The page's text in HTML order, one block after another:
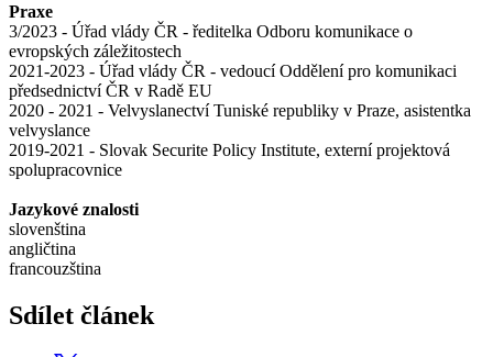
Praxe
3/2023 - Úřad vlády ČR - ředitelka Odboru komunikace o
evropských záležitostech
2021-2023 - Úřad vlády ČR - vedoucí Oddělení pro komunikaci
předsednictví ČR v Radě EU
2020 - 2021 - Velvyslanectví Tuniské republiky v Praze, asistentka
velvyslance
2019-2021 - Slovak Securite Policy Institute, externí projektová
spolupracovnice
Jazykové znalosti
slovenština
angličtina
francouzština
Sdílet článek